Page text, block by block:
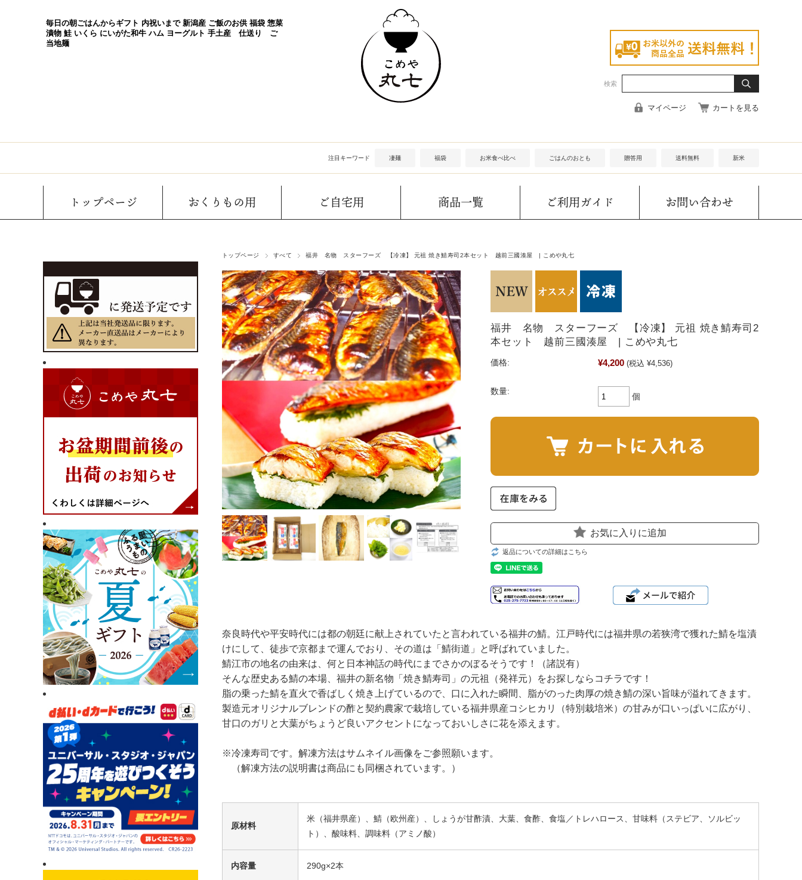
毎日の朝ごはんからギフト 内祝いまで 新潟産 ご飯のお供 福袋 惣菜
漬物 鮭 いくら にいがた和牛 ハム ヨーグルト 手土産 仕送り ご
当地麺
検索
マイページ カートを見る
注目キーワード 凄麺 福袋 お米食べ比べ ごはんのおとも 贈答用 送料無料 新米
トップページ おくりもの用 ご自宅用 商品一覧 ご利用ガイド お問い合わせ
トップページ すべて 福井 名物 スターフーズ 【冷凍】 元祖 焼き鯖寿司2本セット 越前三國湊屋 | こめや丸七
福井 名物 スターフーズ 【冷凍】 元祖 焼き鯖寿司2
本セット 越前三國湊屋 | こめや丸七
価格: ¥4,200 (税込 ¥4,536)
数量:
個
お気に入りに追加
返品についての詳細はこちら
奈良時代や平安時代には都の朝廷に献上されていたと言われている福井の鯖。江戸時代には福井県の若狭湾で獲れた鯖を塩漬
けにして、徒歩で京都まで運んでおり、その道は「鯖街道」と呼ばれていました。
鯖江市の地名の由来は、何と日本神話の時代にまでさかのぼるそうです！（諸説有）
そんな歴史ある鯖の本場、福井の新名物「焼き鯖寿司」の元祖（発祥元）をお探しならコチラです！
脂の乗った鯖を直火で香ばしく焼き上げているので、口に入れた瞬間、脂がのった肉厚の焼き鯖の深い旨味が溢れてきます。
製造元オリジナルブレンドの酢と契約農家で栽培している福井県産コシヒカリ（特別栽培米）の甘みが口いっぱいに広がり、
甘口のガリと大葉がちょうど良いアクセントになっておいしさに花を添えます。
※冷凍寿司です。解凍方法はサムネイル画像をご参照願います。
（解凍方法の説明書は商品にも同梱されています。）
原材料
米（福井県産）、鯖（欧州産）、しょうが甘酢漬、大葉、食酢、食塩／トレハロース、甘味料（ステビア、ソルビッ
ト）、酸味料、調味料（アミノ酸）
内容量 290g×2本